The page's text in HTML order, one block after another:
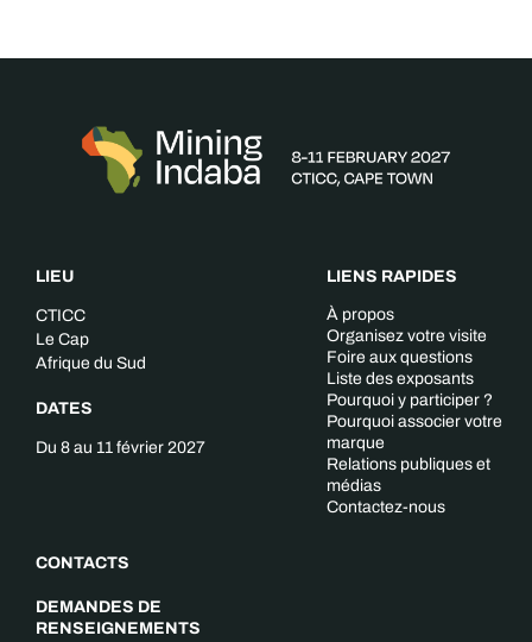
LIEU
CTICC
Le Cap
Afrique du Sud
DATES
Du 8 au 11 février 2027
CONTACTS
DEMANDES DE
RENSEIGNEMENTS
LIENS RAPIDES
À propos
Organisez votre visite
Foire aux questions
Liste des exposants
Pourquoi y participer ?
Pourquoi associer votre
marque
Relations publiques et
médias
Contactez-nous